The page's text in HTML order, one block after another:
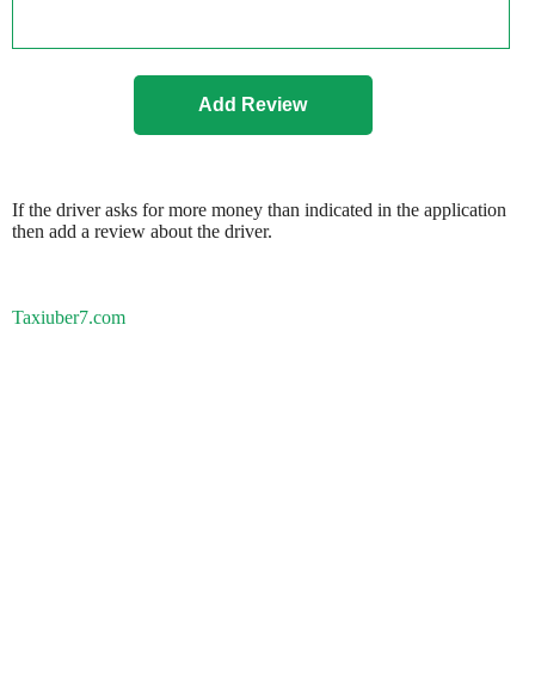
If the driver asks for more money than indicated in the application
then add a review about the driver.
Taxiuber7.com